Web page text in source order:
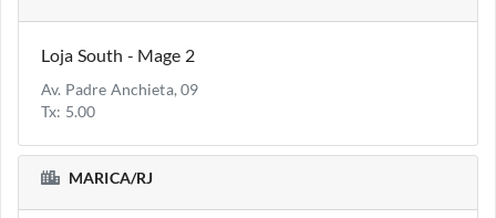
Loja South - Mage 2
Av. Padre Anchieta, 09
Tx: 5.00
MARICA/RJ